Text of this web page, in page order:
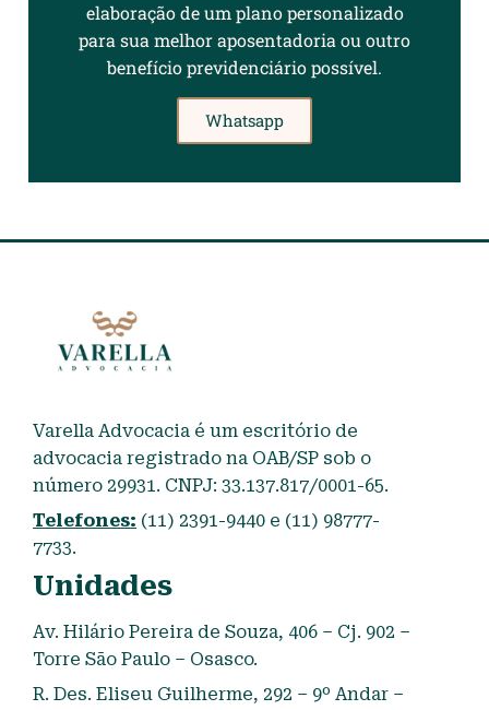
elaboração de um plano personalizado
para sua melhor aposentadoria ou outro
benefício previdenciário possível.
Whatsapp
Varella Advocacia é um escritório de
advocacia registrado na OAB/SP sob o
número 29931. CNPJ: 33.137.817/0001-65.
Telefones: (11) 2391-9440 e (11) 98777-
7733.
Unidades
Av. Hilário Pereira de Souza, 406 – Cj. 902 –
Torre São Paulo – Osasco.
R. Des. Eliseu Guilherme, 292 – 9º Andar –